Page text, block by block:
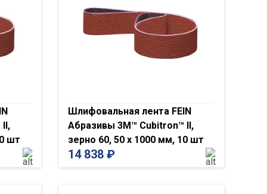
шт
Шлифовальная лента FEIN
Абразивы 3M™ Cubitron™ II,
зерно 60, 50 x 1000 мм, 10 шт
14 838 ₽